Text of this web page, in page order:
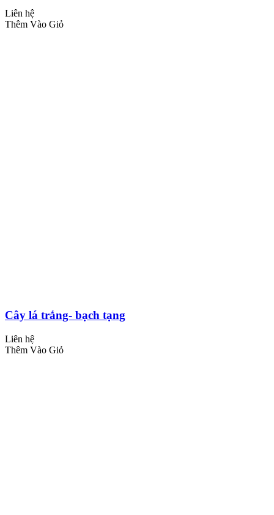
Liên hệ
Thêm Vào Giỏ
Cây lá trắng- bạch tạng
Liên hệ
Thêm Vào Giỏ